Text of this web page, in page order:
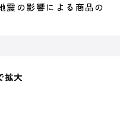
の影響による商品の
拡大